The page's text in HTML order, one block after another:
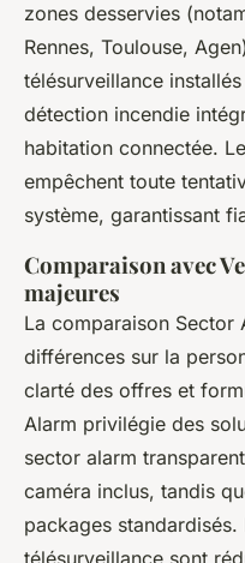
zones desservies
Rennes, Toulouse,
télésurveillance
détection incendie
habitation connectée.
empêchent toute
système, garantissant
Comparaison avec
majeures
La comparaison Sector
différences sur la
clarté des offres et
Alarm privilégie des
sector alarm
caméra inclus, tandis
packages
télésurveillance sont